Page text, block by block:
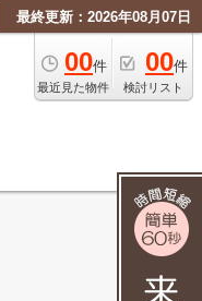
最終更新：2026年08月07日
00件
最近見た物件
00件
検討リスト